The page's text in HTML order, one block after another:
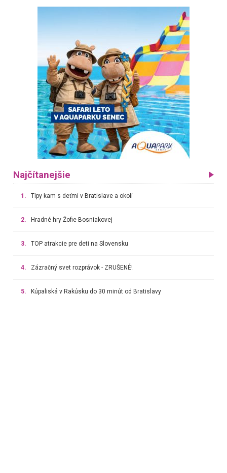
Najčítanejšie
1. Tipy kam s deťmi v Bratislave a okolí
2. Hradné hry Žofie Bosniakovej
3. TOP atrakcie pre deti na Slovensku
4. Zázračný svet rozprávok - ZRUŠENÉ!
5. Kúpaliská v Rakúsku do 30 minút od Bratislavy